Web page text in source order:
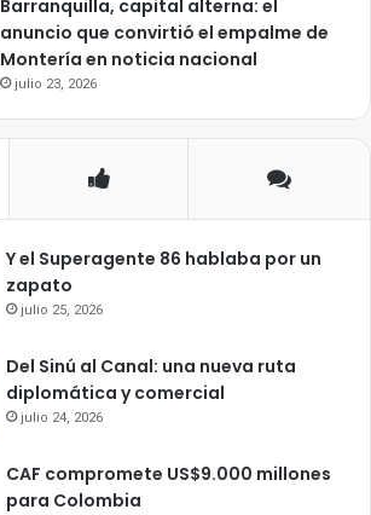
Barranquilla, capital alterna: el
anuncio que convirtió el empalme de
Montería en noticia nacional
julio 23, 2026
Y el Superagente 86 hablaba por un
zapato
julio 25, 2026
Del Sinú al Canal: una nueva ruta
diplomática y comercial
julio 24, 2026
CAF compromete US$9.000 millones
para Colombia